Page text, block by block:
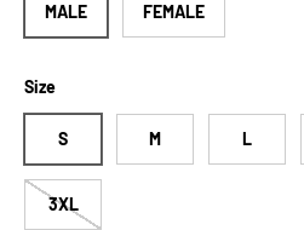
MALE FEMALE
Size
S M L
3XL